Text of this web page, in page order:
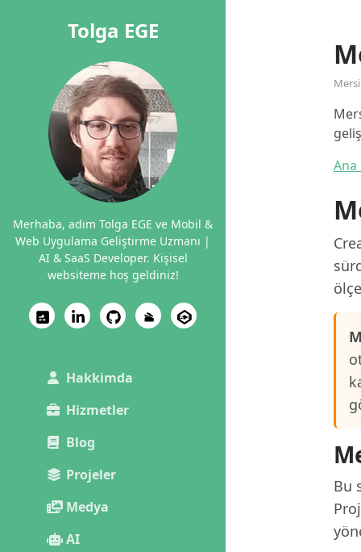
Tolga EGE
Merhaba, adım Tolga EGE ve Mobil &
Web Uygulama Geliştirme Uzmanı |
AI & SaaS Developer. Kişisel
websiteme hoş geldiniz!
Hakkimda
Hizmetler
Blog
Projeler
Medya
AI
Ana
Bu